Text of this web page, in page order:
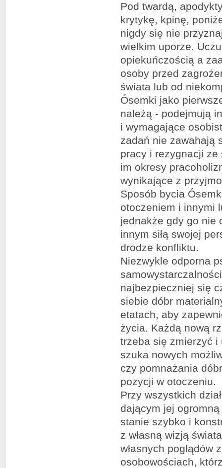
Pod twardą,
krytykę, kpinę,
nigdy się nie
wielkim uporze.
opiekuńczością a
osoby przed
świata lub od
Ósemki jako
należą - podejmują
i wymagające
zadań nie zawahają
pracy i rezygnacji ze
im okresy
wynikające z
Sposób bycia
otoczeniem i innymi
jednakże gdy go nie
innym siłą swojej
drodze konfliktu.
Niezwykle odporna
najbezpieczniej się
siebie dóbr
etatach, aby
życia. Każdą nową
trzeba się zmierzyć i
szuka nowych
czy pomnażania
pozycji w otoczeniu.
Przy wszystkich
dającym jej ogromną
stanie szybko i
z własną wizją
własnych poglądów
osobowościach,